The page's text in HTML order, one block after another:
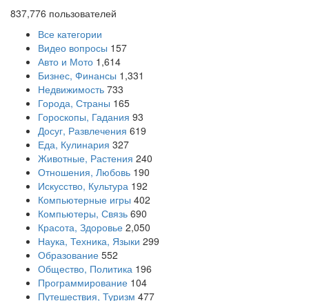
837,776 пользователей
Все категории
Видео вопросы 157
Авто и Мото 1,614
Бизнес, Финансы 1,331
Недвижимость 733
Города, Страны 165
Гороскопы, Гадания 93
Досуг, Развлечения 619
Еда, Кулинария 327
Животные, Растения 240
Отношения, Любовь 190
Искусство, Культура 192
Компьютерные игры 402
Компьютеры, Связь 690
Красота, Здоровье 2,050
Наука, Техника, Языки 299
Образование 552
Общество, Политика 196
Программирование 104
Путешествия, Туризм 477